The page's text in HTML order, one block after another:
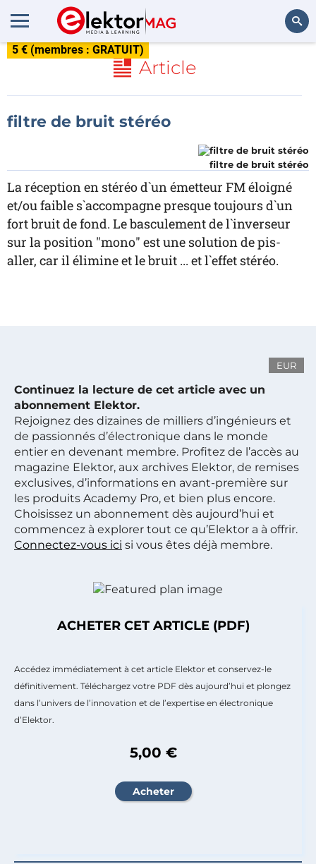
5 € (membres : GRATUIT)
Article
filtre de bruit stéréo
filtre de bruit stéréo
La réception en stéréo d`un émetteur FM éloigné
et/ou faible s`accompagne presque toujours d`un
fort bruit de fond. Le basculement de l`inverseur
sur la position "mono" est une solution de pis-
aller, car il élimine et le bruit ... et l`effet stéréo.
EUR
Continuez la lecture de cet article avec un
abonnement Elektor.
Rejoignez des dizaines de milliers d’ingénieurs et
de passionnés d’électronique dans le monde
entier en devenant membre. Profitez de l’accès au
magazine Elektor, aux archives Elektor, de remises
exclusives, d’informations en avant-première sur
les produits Academy Pro, et bien plus encore.
Choisissez un abonnement dès aujourd’hui et
commencez à explorer tout ce qu’Elektor a à offrir.
Connectez-vous ici si vous êtes déjà membre.
ACHETER CET ARTICLE (PDF)
Accédez immédiatement à cet article Elektor et conservez-le
définitivement. Téléchargez votre PDF dès aujourd’hui et plongez
dans l’univers de l’innovation et de l’expertise en électronique
d’Elektor.
5,00 €